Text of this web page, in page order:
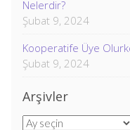
Nelerdir?
Şubat 9, 2024
Kooperatife Üye
Şubat 9, 2024
Arşivler
Arşivler